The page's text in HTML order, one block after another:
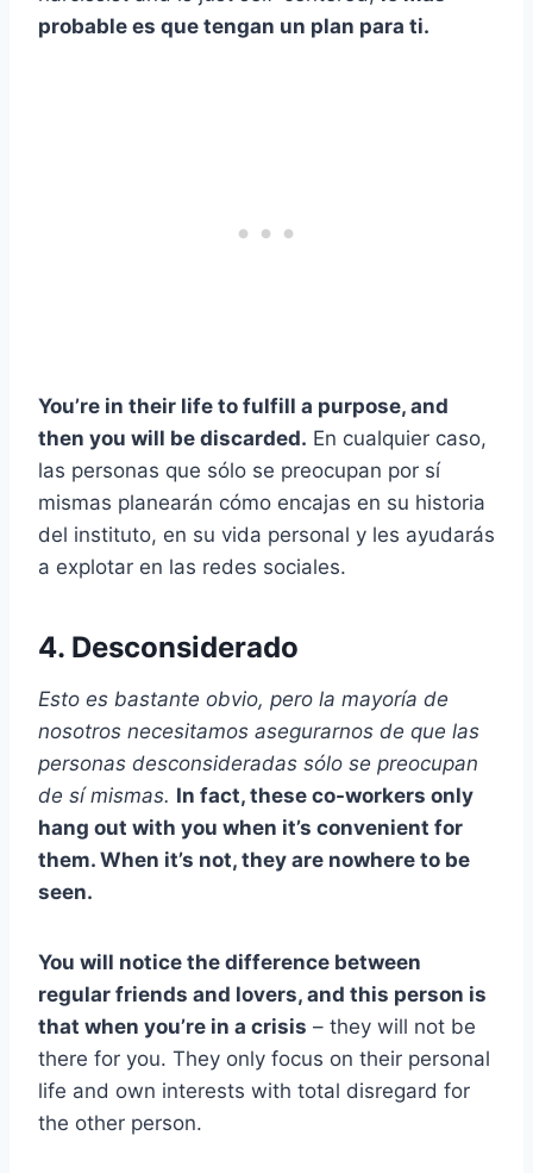
probable es que tengan un plan para ti.
You’re in their life to fulfill a purpose, and
then you will be discarded. En cualquier caso,
las personas que sólo se preocupan por sí
mismas planearán cómo encajas en su historia
del instituto, en su vida personal y les ayudarás
a explotar en las redes sociales.
4. Desconsiderado
Esto es bastante obvio, pero la mayoría de
nosotros necesitamos asegurarnos de que las
personas desconsideradas sólo se preocupan
de sí mismas. In fact, these co-workers only
hang out with you when it’s convenient for
them. When it’s not, they are nowhere to be
seen.
You will notice the difference between
regular friends and lovers, and this person is
that when you’re in a crisis – they will not be
there for you. They only focus on their personal
life and own interests with total disregard for
the other person.